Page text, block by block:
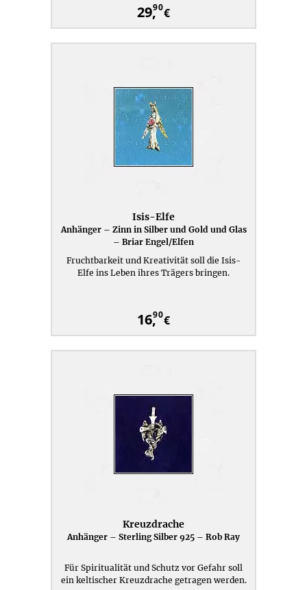
29,90€
Isis-Elfe
Anhänger – Zinn in Silber und Gold und Glas
– Briar Engel/Elfen
Fruchtbarkeit und Kreativität soll die Isis-
Elfe ins Leben ihres Trägers bringen.
16,90€
Kreuzdrache
Anhänger – Sterling Silber 925 – Rob Ray
Für Spiritualität und Schutz vor Gefahr soll
ein keltischer Kreuzdrache getragen werden.